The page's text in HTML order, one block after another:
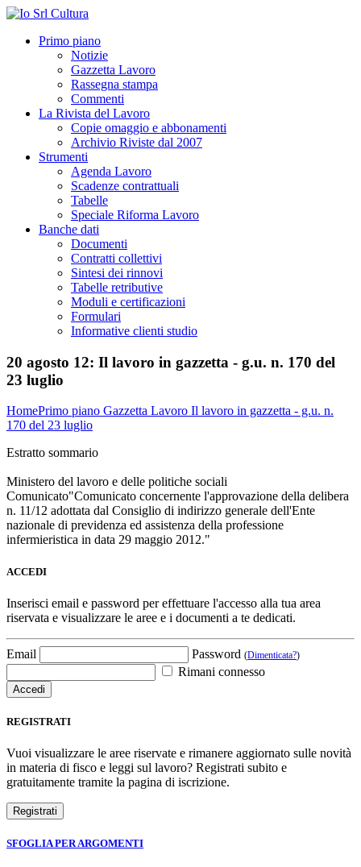
Primo piano
Notizie
Gazzetta Lavoro
Rassegna stampa
Commenti
La Rivista del Lavoro
Copie omaggio e abbonamenti
Archivio Riviste dal 2007
Strumenti
Agenda Lavoro
Scadenze contrattuali
Tabelle
Speciale Riforma Lavoro
Banche dati
Documenti
Contratti collettivi
Sintesi dei rinnovi
Tabelle retributive
Moduli e certificazioni
Formulari
Informative clienti studio
20 agosto 12: Il lavoro in gazzetta - g.u. n. 170 del
23 luglio
HomePrimo piano Gazzetta Lavoro Il lavoro in gazzetta - g.u. n.
170 del 23 luglio
Estratto sommario
Ministero del lavoro e delle politiche sociali
Comunicato"Comunicato concernente l'approvazione della delibera
n. 11/12 adottata dal Consiglio di indirizzo generale dell'Ente
nazionale di previdenza ed assistenza della professione
infermieristica in data 29 maggio 2012."
ACCEDI
Inserisci email e password per effettuare l'accesso alla tua area
riservata e visualizzare le aree e i documenti a te dedicati.
Email Password (Dimenticata?)
Rimani connesso
REGISTRATI
Vuoi visualizzare le aree riservate e rimanere aggiornato sulle novità
in materia di fisco e leggi sul lavoro? Registrati subito e
gratuitamente tramite la pagina di iscrizione.
SFOGLIA PER ARGOMENTI